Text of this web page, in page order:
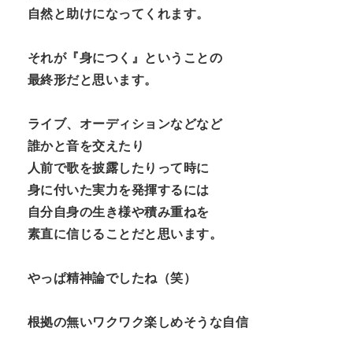
自然と助けになってくれます。
それが『身につく』ということの
最終形だと思います。
ライブ、オーディションなどなど
誰かと音を交えたり
人前で歌を披露したりって時に
身に付いた実力を発揮するには
自分自身の生き様や積み重ねを
素直に信じることだと思います。
やっぱ精神論でしたね（笑）
根拠の無いワクワク楽しめそうな自信